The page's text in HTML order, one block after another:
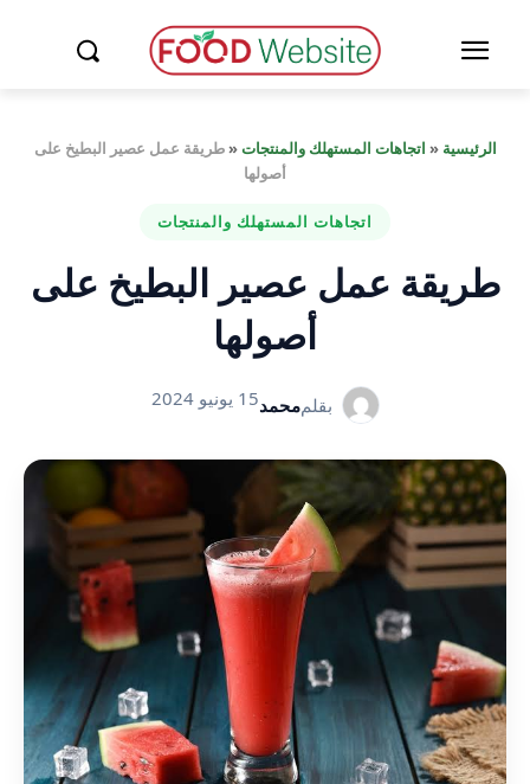
الرئيسية « اتجاهات المستهلك والمنتجات«طريقة عمل عصير البطيخ على
أصولها
اتجاهات المستهلك والمنتجات
طريقة عمل عصير البطيخ على
أصولها
بقلممحمد15 يونيو 2024